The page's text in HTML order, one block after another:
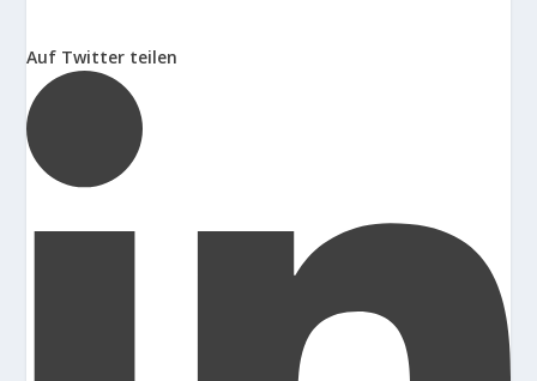
Auf Twitter teilen